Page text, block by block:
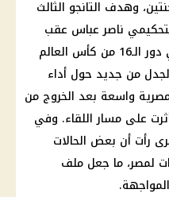
وهدف التانجو الثالث
ناصر عباس عقب
خسارة منتخب مصر بنتيجة 3-2 في دور الـ16 من كأس العالم
من جديد حول أداء
واسعة بعد الخروج من
على مسار اللقاء. وفي
رأت أن بعض الحالات
لمصر، ما جعل ملف